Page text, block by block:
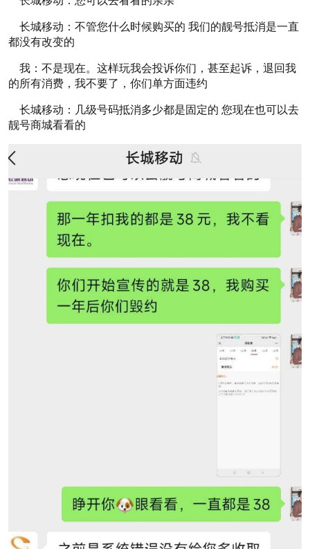
长城移动：不管您什么时候购买的 我们的靓号抵消是一直
都没有改变的
我：不是现在。这样玩我会投诉你们，甚至起诉，退回我
的所有消费，我不要了，你们单方面违约
长城移动：几级号码抵消多少都是固定的 您现在也可以去
靓号商城看看的